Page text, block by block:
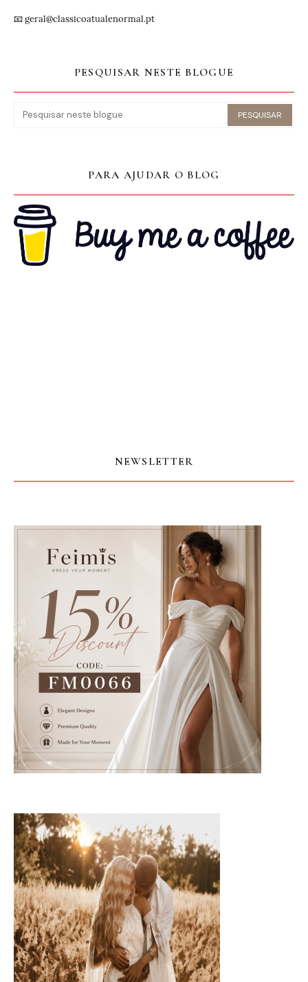
📧 geral@classicoatualenormal.pt
PESQUISAR NESTE BLOGUE
PARA AJUDAR O BLOG
NEWSLETTER